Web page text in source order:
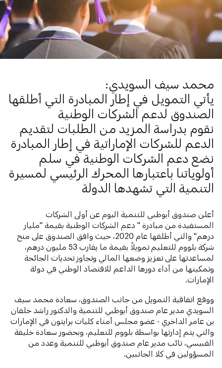
محمد سيف السويدي:
يأتي التمويل في إطار المبادرة التي أطلقها
الصندوق لدعم الشركات الوطنية
نقوم بدراسة المزيد من الطلبات لتقديم
الدعم للشركات الإماراتية في إطار المبادرة
نضع دعم الشركات الوطنية في سلم
أولوياتنا باعتبارها المحرك الرئيسي لمسيرة
التنمية التي تشهدها الدولة
أعلن صندوق أبوظبي للتنمية اليوم عن أولى الشركات
المستفيدة من مبادرة " دعم الشركات الوطنية بقيمة "مليار
درهم" والتي أطلقها عام 2020، حيث وافق الصندوق على منح
شركة بلووم للتعليم تمويلاً بقيمة ما يقارب 53 مليون درهم،
لمساعدتها على تعزيز وضعها المالي وتجاوز تحديات الجائحة
وتمكينها من أداء دورها الداعم للاقتصاد الوطني في دولة
الإمارات.
ووقع اتفاقية التمويل من جانب الصندوق، سعادة محمد سيف
السويدي مدير عام صندوق أبوظبي للتنمية والدكتور راشد خلفان
بن عامر الداخري - عضو مجلس أمناء كليات برايتون في الإمارات
والتي يتم إدارتها بواسطة بلووم للتعليم، وبحضور سعادة خليفة
القبيسي، نائب مدير عام صندوق أبوظبي للتنمية وعدد من
المسؤولين في كلا الجانبين.